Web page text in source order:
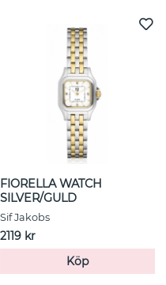
FIORELLA WATCH
SILVER/GULD
Sif Jakobs
2119 kr
Köp